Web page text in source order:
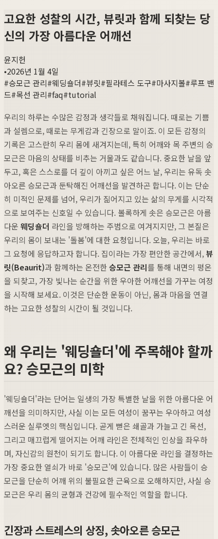
고요한 성찰의 시간, 뷰릿과 함께 되찾는 당
신의 가장 아름다운 어깨선
윤지헌
•2026년 1월 4일
#승모근 관리#웨딩숄더#뷰릿#필라테스 도구#마사지볼#루프 밴
드#목선 관리#faq#tutorial
우리의 하루는 수많은 감정과 생각들로 채워집니다. 때로는 기쁨
과 설렘으로, 때로는 무게감과 긴장으로 말이죠. 이 모든 감정의
기록은 고스란히 우리 몸에 새겨지는데, 특히 어깨와 목 주변의 승
모근은 마음의 상태를 비추는 거울과도 같습니다. 중요한 날을 앞
두고, 혹은 스스로를 더 깊이 아끼고 싶은 어느 날, 우리는 유독 솟
아오른 승모근과 둔탁해진 어깨선을 발견하곤 합니다. 이는 단순
히 미적인 문제를 넘어, 우리가 짊어지고 있는 삶의 무게를 시각적
으로 보여주는 신호일 수 있습니다. 볼록하게 솟은 승모근은 아름
다운 웨딩숄더 라인을 방해하는 주범으로 여겨지지만, 그 본질은
우리의 몸이 보내는 '돌봄'에 대한 요청입니다. 오늘, 우리는 바로
그 요청에 응답하고자 합니다. 집이라는 가장 편안한 공간에서,뷰
릿(Beaurit)과 함께하는 온전한 승모근 관리를 통해 내면의 평온
을 되찾고, 가장 빛나는 순간을 위한 우아한 어깨선을 가꾸는 여정
을 시작해 보세요. 이것은 단순한 운동이 아닌, 몸과 마음을 연결
하는 고요한 성찰의 시간이 될 것입니다.
왜 우리는 '웨딩숄더'에 주목해야 할까
요? 승모근의 미학
'웨딩숄더'라는 단어는 일생의 가장 특별한 날을 위한 아름다운 어
깨선을 의미하지만, 사실 이는 모든 여성이 꿈꾸는 우아하고 여성
스러운 실루엣의 핵심입니다. 곧게 뻗은 쇄골과 가늘고 긴 목선,
그리고 매끄럽게 떨어지는 어깨 라인은 전체적인 인상을 좌우하
며, 자신감의 원천이 되기도 합니다. 이 아름다운 라인을 결정하는
가장 중요한 열쇠가 바로 '승모근'에 있습니다. 많은 사람들이 승
모근을 단순히 어깨 위의 불필요한 근육으로 오해하지만, 사실 승
모근은 우리 몸의 균형과 건강에 필수적인 역할을 합니다.
긴장과 스트레스의 상징, 솟아오른 승모근